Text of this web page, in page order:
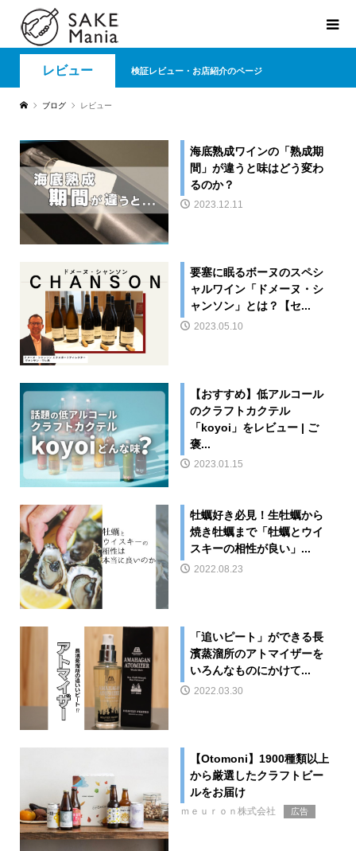
レビュー 検証レビュー・お店紹介のページ
ブログ レビュー
海底熟成ワインの「熟成期
間」が違うと味はどう変わ
るのか？
2023.12.11
要塞に眠るボーヌのスペシ
ャルワイン「ドメーヌ・シ
ャンソン」とは？【セ...
2023.05.10
【おすすめ】低アルコール
のクラフトカクテル
「koyoi」をレビュー | ご
褒...
2023.01.15
牡蠣好き必見！生牡蠣から
焼き牡蠣まで「牡蠣とウイ
スキーの相性が良い」...
2022.08.23
「追いピート」ができる長
濱蒸溜所のアトマイザーを
いろんなものにかけて...
2022.03.30
【Otomoni】1900種類以上
から厳選したクラフトビー
ルをお届け
ｍｅｕｒｏｎ株式会社 広告